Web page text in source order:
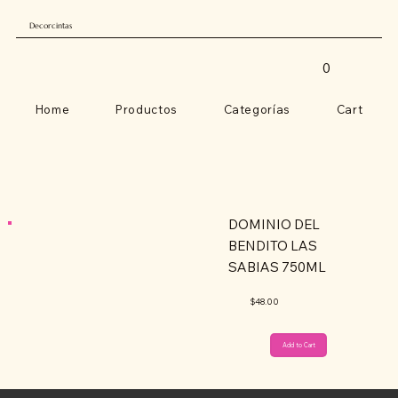
Decorcintas
Home Productos Categorías Cart
0
Add to Cart
DOMINIO DEL
BENDITO LAS
SABIAS 750ML
$48.00